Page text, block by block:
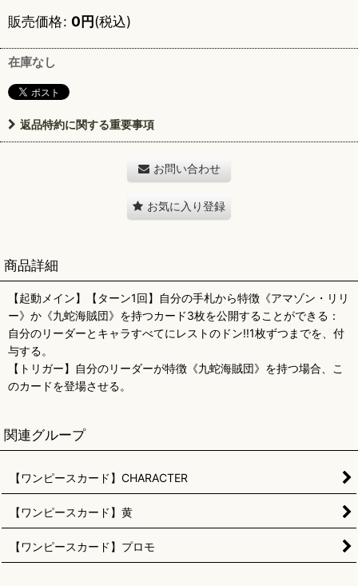
販売価格: 0円(税込)
在庫なし
返品特約に関する重要事項
お問い合わせ
お気に入り登録
商品詳細
【起動メイン】【ターン1回】自分の手札から特徴《アマゾン・リリ
ー》か《九蛇海賊団》を持つカード3枚を公開することができる：
自分のリーダーとキャラすべてにレストのドン!!1枚ずつまでを、付
与する。
【トリガー】自分のリーダーが特徴《九蛇海賊団》を持つ場合、こ
のカードを登場させる。
関連グループ
【ワンピースカード】CHARACTER
【ワンピースカード】黄
【ワンピースカード】プロモ